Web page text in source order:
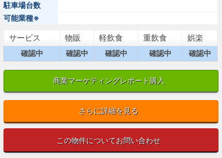
駐車場台数
可能業種※
サービス 物販 軽飲食 重飲食 娯楽
確認中 確認中 確認中 確認中 確認中
商業マーケティングレポート購入
さらに詳細を見る
この物件についてお問い合わせ